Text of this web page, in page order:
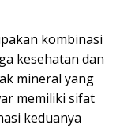
kombinasi
kesehatan dan
mineral yang
memiliki sifat
keduanya